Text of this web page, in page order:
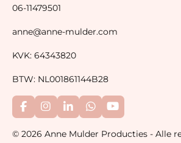
06-11479501
anne@anne-mulder.com
KVK: 64343820
BTW: NL001861144B28
F
a
c
e
I
n
s
t
L
i
n
k
W
h
a
t
Y
o
u
T
© 2026 Anne Mulder Producties - Alle